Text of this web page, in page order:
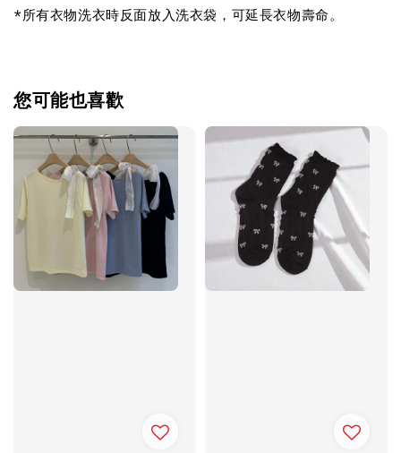
*所有衣物洗衣時反面放入洗衣袋，可延長衣物壽命。
您可能也喜歡